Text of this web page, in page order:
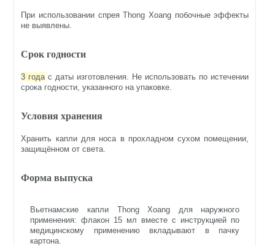
При использовании спрея Thong Xoang побочные эффекты
не выявлены.
Срок годности
3 года с даты изготовления. Не использовать по истечении
срока годности, указанного на упаковке.
Условия хранения
Хранить капли для носа в прохладном сухом помещении,
защищённом от света.
Форма выпуска
Вьетнамские капли Thong Xoang для наружного
применения: флакон 15 мл вместе с инструкцией по
медицинскому применению вкладывают в пачку
картона.